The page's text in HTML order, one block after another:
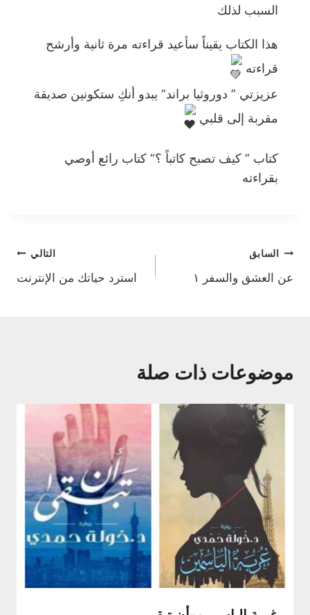
السبب لذلك
هذا الكتاب يقيناً سأعيد قراءته مرة ثانية وأرشح
قراءته
عزيزتي ” دوروثيا براند” يبدو أنكِ ستكونين صديقة
مقربة إلى قلبي
كتاب ” كيف تصبح كاتباً ؟” كتاب رائع أوصي
بقراءته
تصفّح
المقالات
السابق
عن العشق والسفر ١
التالي
استرد حياتك من الإنترنت
موضوعات ذات صلة